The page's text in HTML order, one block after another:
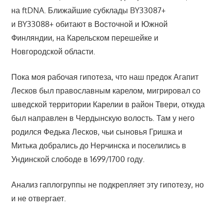
на ftDNA. Ближайшие субклады BY33087+
и BY33088+ обитают в Восточной и Южной
Финляндии, на Карельском перешейке и
Новгородской области.
Пока моя рабочая гипотеза, что наш предок Агапит
Лесков был православным карелом, мигрировал со
шведской территории Карелии в район Твери, откуда
был направлен в Чердынскую волость. Там у него
родился Федька Лесков, чьи сыновья Гришка и
Митька добрались до Нерчинска и поселились в
Ундинской слободе в 1699/1700 году.
Анализ гаплогруппы не подкрепляет эту гипотезу, но
и не отвергает.